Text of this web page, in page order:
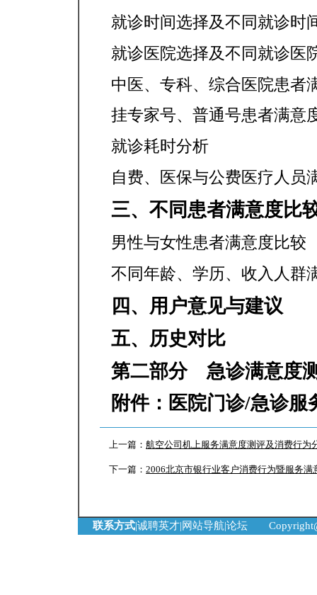
就诊时间选择及不同就诊时
就诊医院选择及不同就诊医
中医、专科、综合医院患者
挂专家号、普通号患者满意
就诊耗时分析
自费、医保与公费医疗人员
三、不同患者满意度比
男性与女性患者满意度比较
不同年龄、学历、收入人群
四、用户意见与建议
五、历史对比
第二部分 急诊满意度
附件：医院门诊/急诊服
上一篇：航空公司机上服务满意度测评及消费行为
下一篇：2006北京市银行业客户消费行为暨服务满
联系方式|诚聘英才|网站导航|论坛